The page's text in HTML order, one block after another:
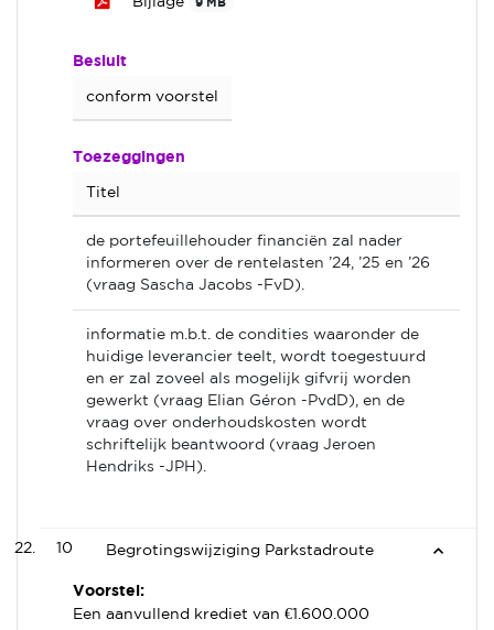
9 MB
Besluit
conform voorstel
Toezeggingen
Titel
de portefeuillehouder financiën zal nader
informeren over de rentelasten ’24, ’25 en ’26
(vraag Sascha Jacobs -FvD).
informatie m.b.t. de condities waaronder de
huidige leverancier teelt, wordt toegestuurd
en er zal zoveel als mogelijk gifvrij worden
gewerkt (vraag Elian Géron -PvdD), en de
vraag over onderhoudskosten wordt
schriftelijk beantwoord (vraag Jeroen
Hendriks -JPH).
10 Begrotingswijziging Parkstadroute
Voorstel:
Een aanvullend krediet van €1.600.000